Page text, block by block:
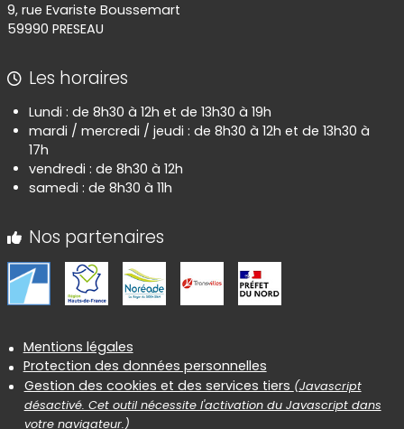
9, rue Evariste Boussemart
59990 PRESEAU
Les horaires
Lundi : de 8h30 à 12h et de 13h30 à 19h
mardi / mercredi / jeudi : de 8h30 à 12h et de 13h30 à
17h
vendredi : de 8h30 à 12h
samedi : de 8h30 à 11h
Nos partenaires
Informations réglementaires
Mentions légales
Protection des données personnelles
Gestion des cookies et des services tiers (Javascript
désactivé. Cet outil nécessite l'activation du Javascript dans
votre navigateur.)